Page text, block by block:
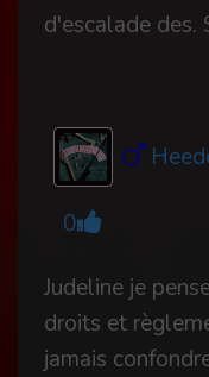
d'escalade des.
0
Judeline je
droits et
jamais